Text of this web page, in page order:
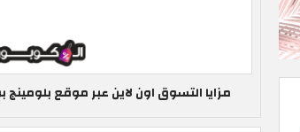
مزايا التسوق اون لاين عبر موقع